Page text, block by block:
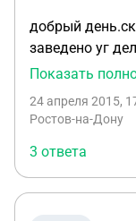
добрый
заведено уг
нашли 10.1г
боевых
амнистию к
мне грозит
Показать
24 апреля 2015,
Ростов-на-Дону
3 ответа